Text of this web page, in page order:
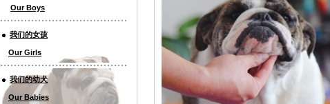
Our Boys
我们的女孩
Our Girls
我们的幼犬
Our Babies